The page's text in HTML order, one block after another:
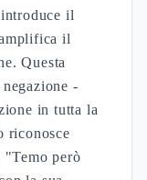
il
il
Questa
-
in tutta la
riconosce
"Temo però